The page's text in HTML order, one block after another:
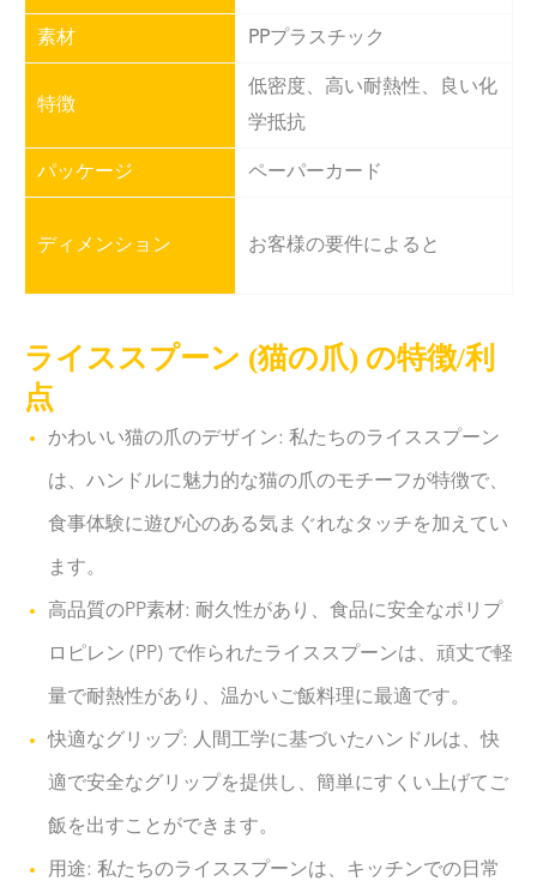
素材 PPプラスチック
特徴
低密度、高い耐熱性、良い化
学抵抗
パッケージ ペーパーカード
ディメンション お客様の要件によると
ライススプーン (猫の爪) の特徴/利
点
かわいい猫の爪のデザイン: 私たちのライススプーン
は、ハンドルに魅力的な猫の爪のモチーフが特徴で、
食事体験に遊び心のある気まぐれなタッチを加えてい
ます。
高品質のPP素材: 耐久性があり、食品に安全なポリプ
ロピレン (PP) で作られたライススプーンは、頑丈で軽
量で耐熱性があり、温かいご飯料理に最適です。
快適なグリップ: 人間工学に基づいたハンドルは、快
適で安全なグリップを提供し、簡単にすくい上げてご
飯を出すことができます。
用途: 私たちのライススプーンは、キッチンでの日常